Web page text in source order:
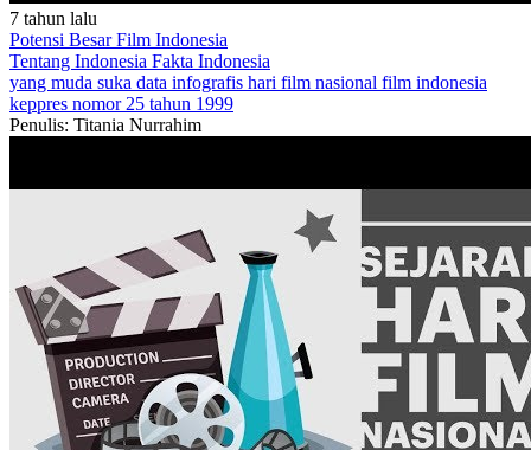
7 tahun lalu
Potensi Besar Film Indonesia
Tentang Indonesia Fakta Indonesia
yang muda suka data infografis hari film nasional film indonesia
keppres nomor 25 tahun 1999
Penulis: Titania Nurrahim